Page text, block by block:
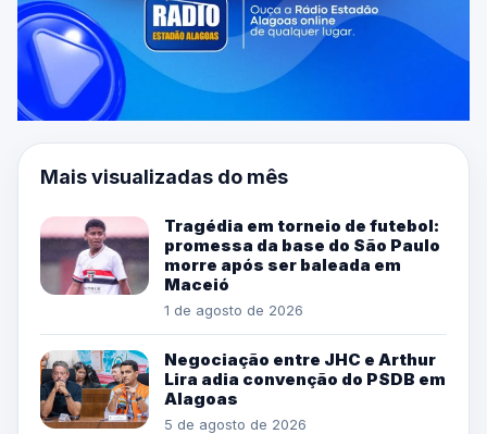
Mais visualizadas do mês
Tragédia em torneio de futebol:
promessa da base do São Paulo
morre após ser baleada em
Maceió
1 de agosto de 2026
Negociação entre JHC e Arthur
Lira adia convenção do PSDB em
Alagoas
5 de agosto de 2026